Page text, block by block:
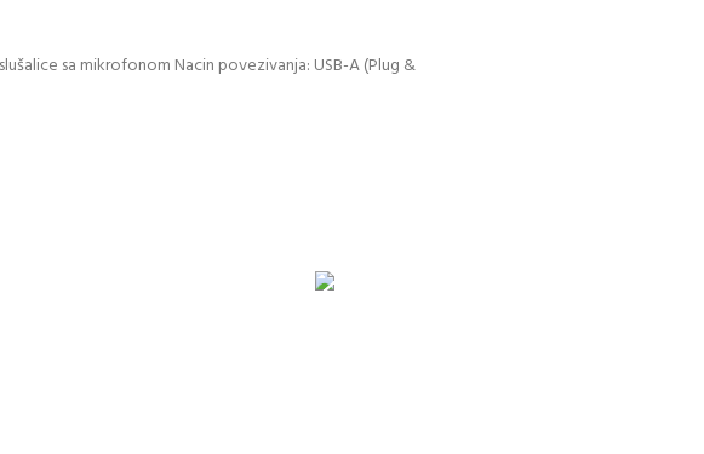
sa mikrofonom Nacin povezivanja: USB-A (Plug &